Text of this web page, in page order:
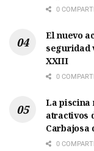
0
El nuevo
seguridad
XXIII
0
La piscina
atractivos
Carbajosa
0